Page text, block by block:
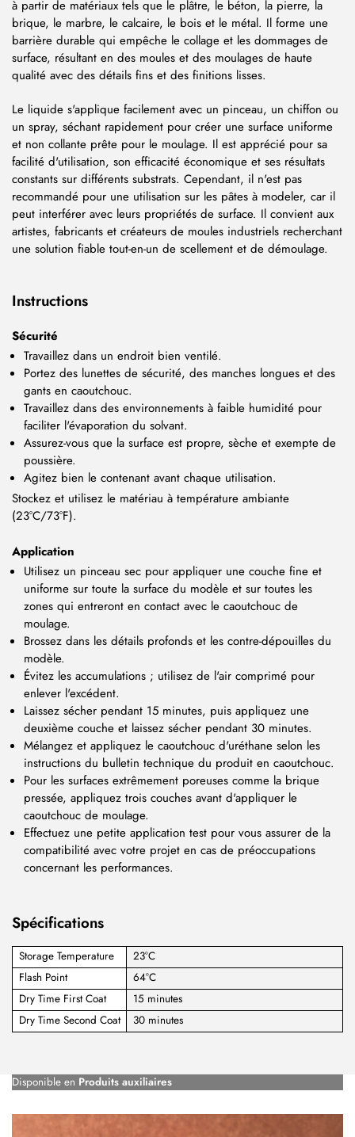
à partir de matériaux tels que le plâtre, le béton, la pierre, la
brique, le marbre, le calcaire, le bois et le métal. Il forme une
barrière durable qui empêche le collage et les dommages de
surface, résultant en des moules et des moulages de haute
qualité avec des détails fins et des finitions lisses.
Le liquide s'applique facilement avec un pinceau, un chiffon ou
un spray, séchant rapidement pour créer une surface uniforme
et non collante prête pour le moulage. Il est apprécié pour sa
facilité d'utilisation, son efficacité économique et ses résultats
constants sur différents substrats. Cependant, il n'est pas
recommandé pour une utilisation sur les pâtes à modeler, car il
peut interférer avec leurs propriétés de surface. Il convient aux
artistes, fabricants et créateurs de moules industriels recherchant
une solution fiable tout-en-un de scellement et de démoulage.
Instructions
Sécurité
Travaillez dans un endroit bien ventilé.
Portez des lunettes de sécurité, des manches longues et des
gants en caoutchouc.
Travaillez dans des environnements à faible humidité pour
faciliter l'évaporation du solvant.
Assurez-vous que la surface est propre, sèche et exempte de
poussière.
Agitez bien le contenant avant chaque utilisation.
Stockez et utilisez le matériau à température ambiante
(23°C/73°F).
Application
Utilisez un pinceau sec pour appliquer une couche fine et
uniforme sur toute la surface du modèle et sur toutes les
zones qui entreront en contact avec le caoutchouc de
moulage.
Brossez dans les détails profonds et les contre-dépouilles du
modèle.
Évitez les accumulations ; utilisez de l'air comprimé pour
enlever l'excédent.
Laissez sécher pendant 15 minutes, puis appliquez une
deuxième couche et laissez sécher pendant 30 minutes.
Mélangez et appliquez le caoutchouc d'uréthane selon les
instructions du bulletin technique du produit en caoutchouc.
Pour les surfaces extrêmement poreuses comme la brique
pressée, appliquez trois couches avant d'appliquer le
caoutchouc de moulage.
Effectuez une petite application test pour vous assurer de la
compatibilité avec votre projet en cas de préoccupations
concernant les performances.
Spécifications
Storage Temperature
23°C
Flash Point
64°C
Dry Time First Coat
15 minutes
Dry Time Second Coat
30 minutes
Disponible en Produits auxiliaires